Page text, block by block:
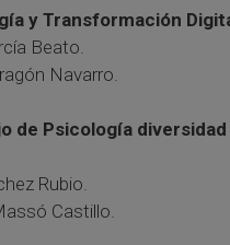
y Transformación
Beato.
Navarro.
de Psicología diversidad
Rubio.
Castillo.